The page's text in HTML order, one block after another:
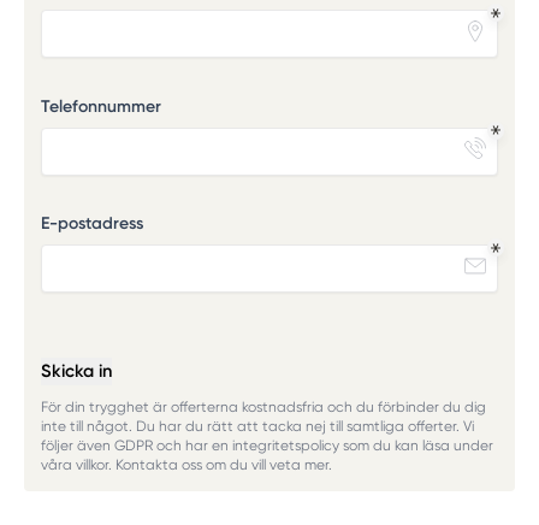
Telefonnummer
E-postadress
Skicka in
För din trygghet är offerterna kostnadsfria och du förbinder du dig
inte till något. Du har du rätt att tacka nej till samtliga offerter. Vi
följer även GDPR och har en integritetspolicy som du kan läsa under
våra villkor. Kontakta oss om du vill veta mer.